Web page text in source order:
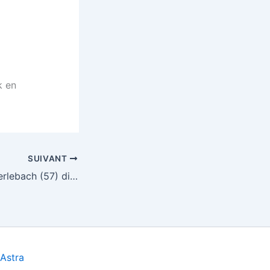
en
SUIVANT
Loto Freyming-Merlebach (57) dimanche 11 décembre 2011